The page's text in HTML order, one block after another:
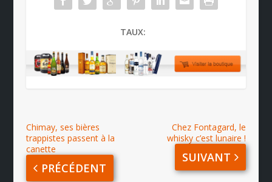
TAUX:
Chimay, ses bières
trappistes passent à la
canette
PRÉCÉDENT
Chez Fontagard, le
whisky c’est lunaire !
SUIVANT